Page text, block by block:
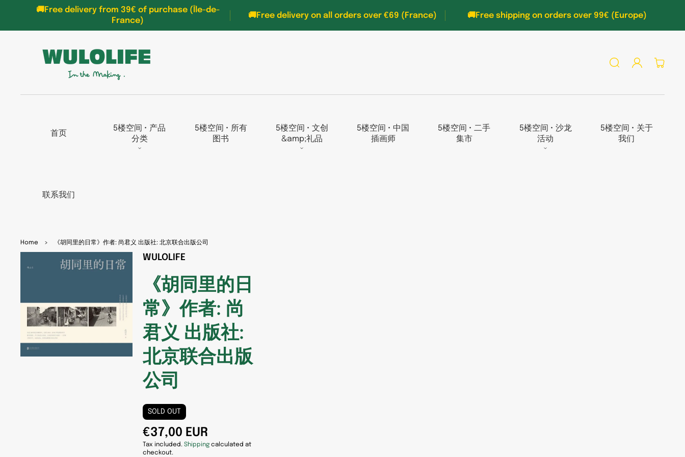
T
🚚Free delivery from 39€ of purchase (Île-de-
France)
🚚Free delivery on all orders over €69 (France) 🚚Free shipping on orders over 99€ (Europe)
Log
in
Cart
首页
5楼空间 • 产品
分类
5楼空间 • 所有
图书
5楼空间 • 文创
&amp;礼品
5楼空间 • 中国
插画师
5楼空间 • 二手
集市
5楼空间 • 沙龙
活动
5楼空间 • 关于
我们
联系我们
Home > 《胡同里的日常》作者: 尚君义 出版社: 北京联合出版公司
TO
PRO
Open
media
1
view
WULOLIFE
《胡同里的日
常》作者: 尚
君义 出版社:
北京联合出版
公司
SOLD OUT
€37,00 EUR
Tax included. Shipping calculated at
checkout.